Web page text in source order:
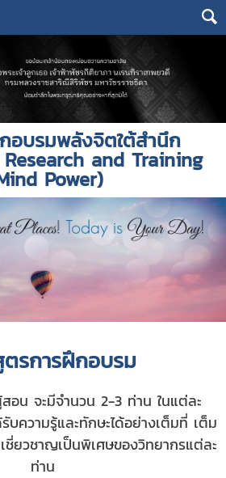
อบรมพลังจิตใต้สำนึก
and Training
Power)
รการฝึกอบรม
อน จะมีจำนวน 2-3 ท่าน ในแต่ละ
บความรู้และทักษะได้อย่างเต็มที่ เต็ม
ชี่ยวชาญเป็นพิเศษของวิทยากรแต่ละ
ท่าน